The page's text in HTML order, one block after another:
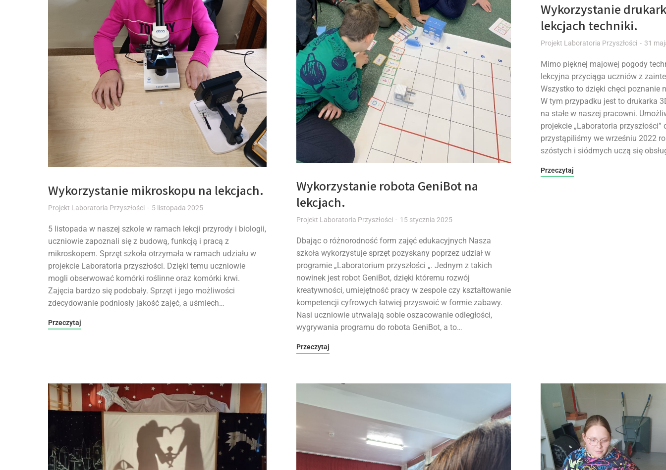
Wykorzystanie mikroskopu na lekcjach.
Projekt Laboratoria Przyszłości 5 listopada 2025
5 listopada w naszej szkole w ramach lekcji przyrody i biologii,
uczniowie zapoznali się z budową, funkcją i pracą z
mikroskopem. Sprzęt szkoła otrzymała w ramach udziału w
projekcie Laboratoria przyszłości. Dzięki temu uczniowie
mogli obserwować komórki roślinne oraz komórki krwi.
Zajęcia bardzo się podobały. Sprzęt i jego możliwości
zdecydowanie podniosły jakość zajęć, a uśmiech…
Przeczytaj
Wykorzystanie robota GeniBot na
lekcjach.
Projekt Laboratoria Przyszłości 15 stycznia 2025
Dbając o różnorodność form zajęć edukacyjnych Nasza
szkoła wykorzystuje sprzęt pozyskany poprzez udział w
programie „Laboratorium przyszłości „. Jednym z takich
nowinek jest robot GeniBot, dzięki któremu rozwój
kreatywności, umiejętność pracy w zespole czy kształtowanie
kompetencji cyfrowych łatwiej przyswoić w formie zabawy.
Nasi uczniowie utrwalają sobie oszacowanie odległości,
wygrywania programu do robota GeniBot, a to…
Przeczytaj
Wykorzystanie
lekcjach techniki.
Projekt Laboratoria Przyszłości 31
Mimo pięknej majowej pogody
lekcyjna przyciąga uczniów z
Wszystko to dzięki chęci poznanie
W tym przypadku jest to drukarka
na stałe w naszej pracowni.
projekcie „Laboratoria przyszłości”
przystąpiliśmy we wrześniu 2022
szóstych i siódmych uczą się
Przeczytaj